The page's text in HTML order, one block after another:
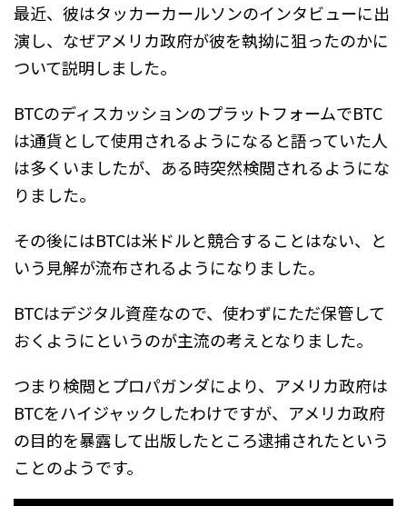
最近、彼はタッカーカールソンのインタビューに出
演し、なぜアメリカ政府が彼を執拗に狙ったのかに
ついて説明しました。
BTCのディスカッションのプラットフォームでBTC
は通貨として使用されるようになると語っていた人
は多くいましたが、ある時突然検閲されるようにな
りました。
その後にはBTCは米ドルと競合することはない、と
いう見解が流布されるようになりました。
BTCはデジタル資産なので、使わずにただ保管して
おくようにというのが主流の考えとなりました。
つまり検閲とプロパガンダにより、アメリカ政府は
BTCをハイジャックしたわけですが、アメリカ政府
の目的を暴露して出版したところ逮捕されたという
ことのようです。